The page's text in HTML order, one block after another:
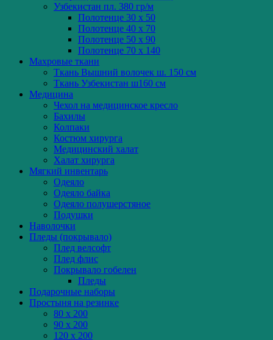
Узбекистан пл. 380 гр/м
Полотенце 30 x 50
Полотенце 40 x 70
Полотенце 50 x 90
Полотенце 70 x 140
Махровые ткани
Ткань Вышний волочек ш. 150 см
Ткань Узбекистан ш160 см
Медицина
Чехол на медицинское кресло
Бахилы
Колпаки
Костюм хирурга
Медицинский халат
Халат хирурга
Мягкий инвентарь
Одеяло
Одеяло байка
Одеяло полушерстяное
Подушки
Наволочки
Пледы (покрывало)
Плед велсофт
Плед флис
Покрывало гобелен
Пледы
Подарочные наборы
Простыня на резинке
80 x 200
90 x 200
120 x 200